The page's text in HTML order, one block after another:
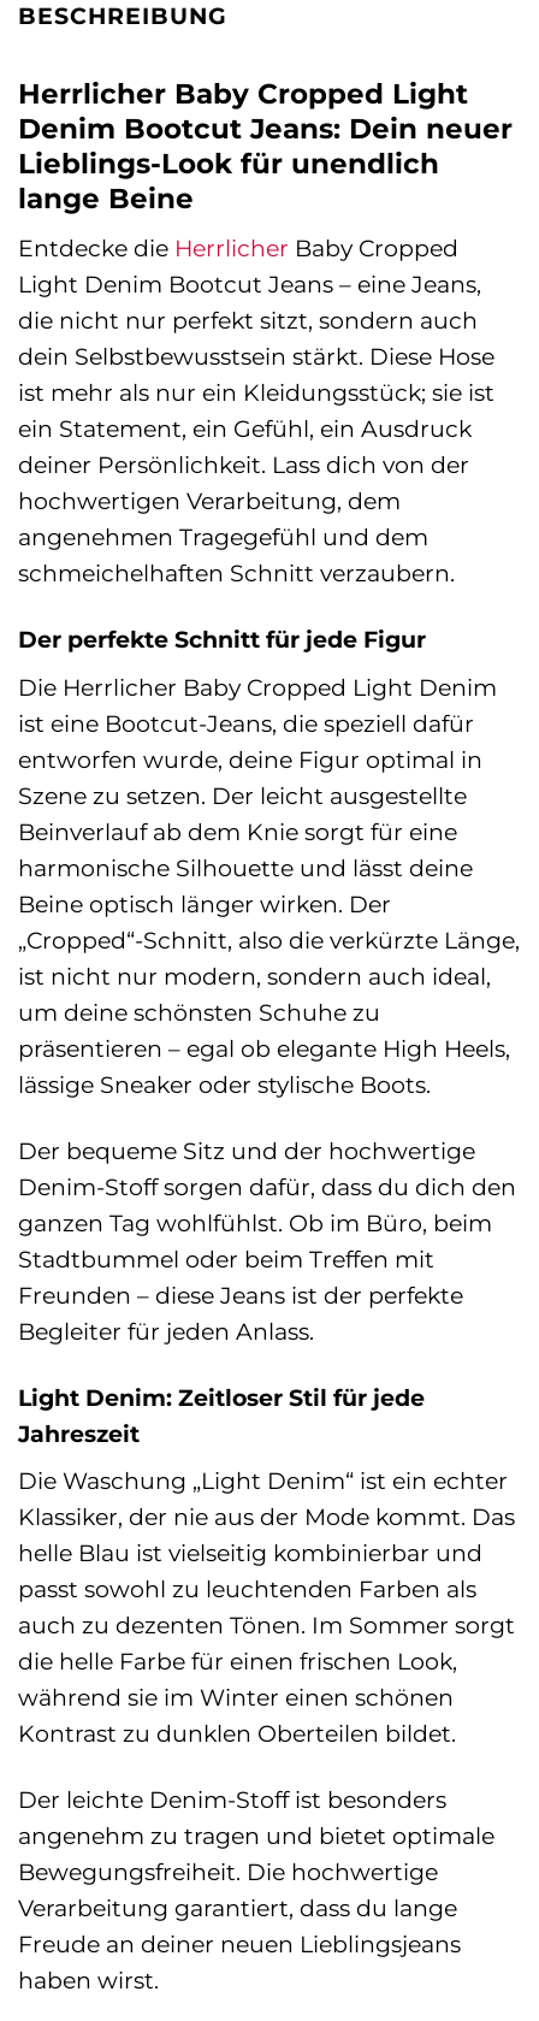
BESCHREIBUNG
Herrlicher Baby Cropped Light
Denim Bootcut Jeans: Dein neuer
Lieblings-Look für unendlich
lange Beine
Entdecke die Herrlicher Baby Cropped
Light Denim Bootcut Jeans – eine Jeans,
die nicht nur perfekt sitzt, sondern auch
dein Selbstbewusstsein stärkt. Diese Hose
ist mehr als nur ein Kleidungsstück; sie ist
ein Statement, ein Gefühl, ein Ausdruck
deiner Persönlichkeit. Lass dich von der
hochwertigen Verarbeitung, dem
angenehmen Tragegefühl und dem
schmeichelhaften Schnitt verzaubern.
Der perfekte Schnitt für jede Figur
Die Herrlicher Baby Cropped Light Denim
ist eine Bootcut-Jeans, die speziell dafür
entworfen wurde, deine Figur optimal in
Szene zu setzen. Der leicht ausgestellte
Beinverlauf ab dem Knie sorgt für eine
harmonische Silhouette und lässt deine
Beine optisch länger wirken. Der
„Cropped“-Schnitt, also die verkürzte Länge,
ist nicht nur modern, sondern auch ideal,
um deine schönsten Schuhe zu
präsentieren – egal ob elegante High Heels,
lässige Sneaker oder stylische Boots.
Der bequeme Sitz und der hochwertige
Denim-Stoff sorgen dafür, dass du dich den
ganzen Tag wohlfühlst. Ob im Büro, beim
Stadtbummel oder beim Treffen mit
Freunden – diese Jeans ist der perfekte
Begleiter für jeden Anlass.
Light Denim: Zeitloser Stil für jede
Jahreszeit
Die Waschung „Light Denim“ ist ein echter
Klassiker, der nie aus der Mode kommt. Das
helle Blau ist vielseitig kombinierbar und
passt sowohl zu leuchtenden Farben als
auch zu dezenten Tönen. Im Sommer sorgt
die helle Farbe für einen frischen Look,
während sie im Winter einen schönen
Kontrast zu dunklen Oberteilen bildet.
Der leichte Denim-Stoff ist besonders
angenehm zu tragen und bietet optimale
Bewegungsfreiheit. Die hochwertige
Verarbeitung garantiert, dass du lange
Freude an deiner neuen Lieblingsjeans
haben wirst.